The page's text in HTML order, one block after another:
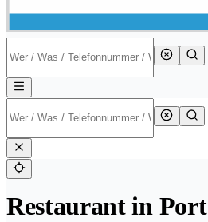
Restaurant in Port